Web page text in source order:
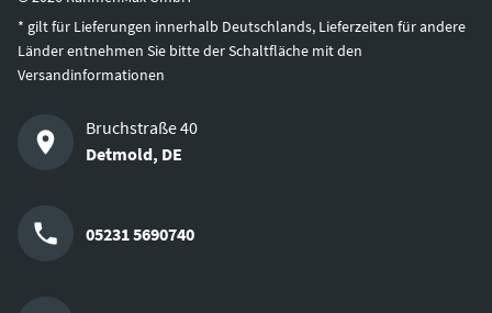
* gilt für Lieferungen innerhalb Deutschlands, Lieferzeiten für andere
Länder entnehmen Sie bitte der Schaltfläche mit den
Versandinformationen
Bruchstraße 40
Detmold, DE
05231 5690740